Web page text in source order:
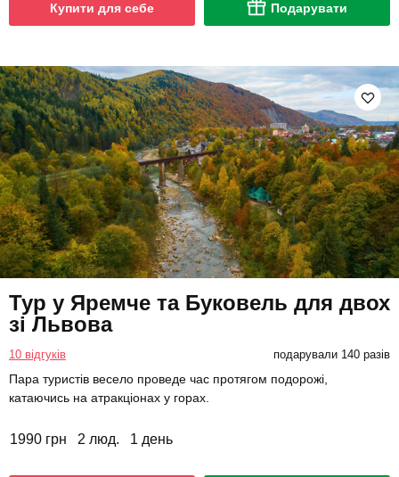
Купити для себе Подарувати
Тур у Яремче та Буковель для двох
зі Львова
10 відгуків подарували 140 разів
Пара туристів весело проведе час протягом подорожі,
катаючись на атракціонах у горах.
1990 грн 2 люд. 1 день